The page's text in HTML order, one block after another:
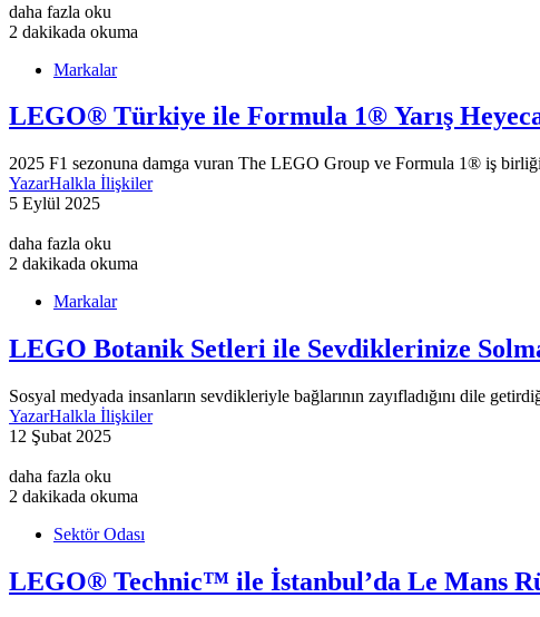
daha fazla oku
2 dakikada okuma
Markalar
LEGO® Türkiye ile Formula 1® Yarış
2025 F1 sezonuna damga vuran The LEGO Group ve Formula 1® iş
YazarHalkla İlişkiler
5 Eylül 2025
daha fazla oku
2 dakikada okuma
Markalar
LEGO Botanik Setleri ile Sevdiklerinize
Sosyal medyada insanların sevdikleriyle bağlarının zayıfladığını dile
YazarHalkla İlişkiler
12 Şubat 2025
daha fazla oku
2 dakikada okuma
Sektör Odası
LEGO® Technic™ ile İstanbul’da Le Mans